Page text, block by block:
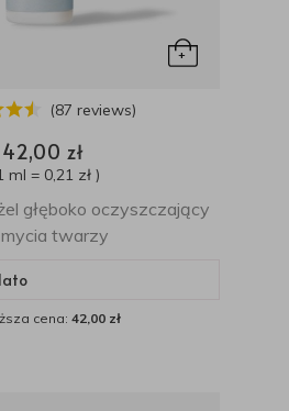
(87 reviews)
42,00 zł
ml = 0,21 zł )
głęboko oczyszczający
twarzy
cena: 42,00 zł